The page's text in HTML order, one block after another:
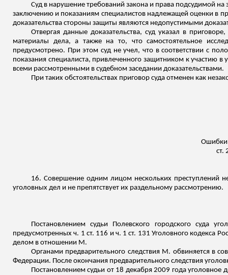
Суд в нарушение требований закона и права подсудимой
заключению и показаниям специалистов надлежащей оценки в
доказательства стороны защиты являются недопустимыми
Отвергая данные доказательства, суд указал в
материалы дела, а также на то, что самостоятельное
предусмотрено. При этом суд не учел, что в соответствии с
показания специалиста, привлеченного защитником к участию
всеми рассмотренными в судебном заседании доказательствами.
При таких обстоятельствах приговор суда отменен как
ст.
16. Совершение одним лицом нескольких преступлений
уголовных дел и не препятствует их раздельному рассмотрению.
Постановлением судьи Полевского городского суда
предусмотренных ч. 1 ст. 116 и ч. 1 ст. 131 Уголовного кодекса
делом в отношении М.
Органами предварительного следствия М. обвиняется в
Федерации. После окончания предварительного следствия
Постановлением судьи от 18 декабря 2009 года